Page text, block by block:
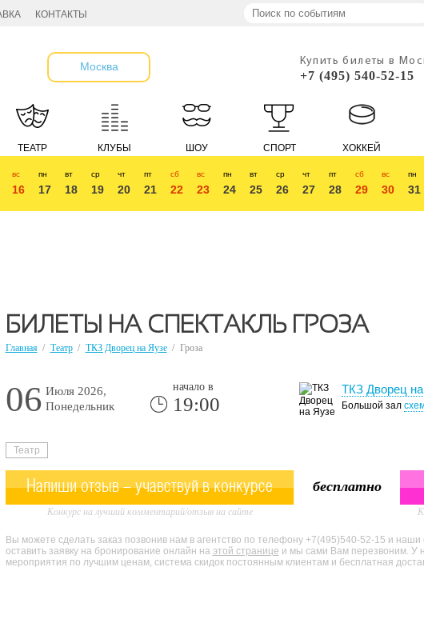
КОНТАКТЫ
Москва Купить билеты в
+7 (495) 540-52-15
ТЕАТР КЛУБЫ ШОУ СПОРТ ХОККЕЙ
вс
16
пн
17
вт
18
ср
19
чт
20
пт
21
сб
22
вс
23
пн
24
вт
25
ср
26
чт
27
пт
28
сб
29
вс
30
пн
31
БИЛЕТЫ НА СПЕКТАКЛЬ ГРОЗА
Главная / Театр / ТКЗ Дворец на Яузе / Гроза
06 Июля 2026,
Понедельник
начало в
19:00
ТКЗ Дворец
Большой зал
Театр
Напиши отзыв - учавствуй в конкурсе
Конкурс на лучший комментарий/отзыв на сайте
бесплатно
Вы можете сделать заказ позвонив нам в агентство по телефону +7(495)540-52-15 и
оставить заявку на бронирование онлайн на этой странице и мы сами Вам перезвоним. У
мероприятия по лучшим ценам, система скидок постоянным клиентам и бесплатная